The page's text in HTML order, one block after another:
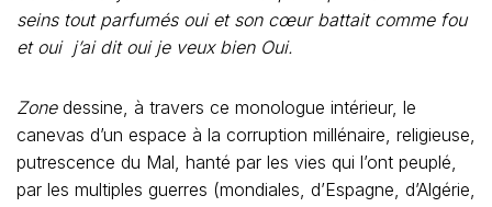
seins tout parfumés oui et son cœur battait comme fou
et oui j’ai dit oui je veux bien Oui.
Zonedessine, à travers ce monologue intérieur, le
canevas d’un espace à la corruption millénaire, religieuse,
putrescence du Mal, hanté par les vies qui l’ont peuplé,
par les multiples guerres (mondiales, d’Espagne, d’Algérie,